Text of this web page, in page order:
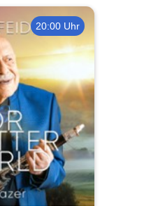
20:00 Uhr